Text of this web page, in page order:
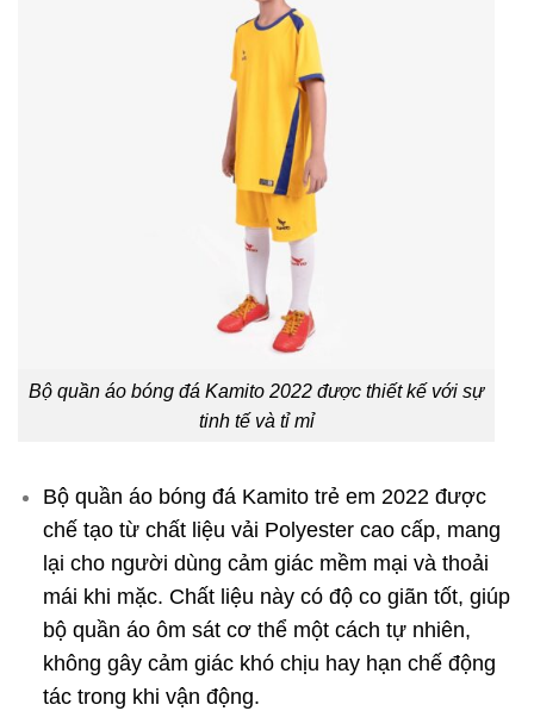
Bộ quần áo bóng đá Kamito 2022 được thiết kế với sự
tinh tế và tỉ mỉ
Bộ quần áo bóng đá Kamito trẻ em 2022 được
chế tạo từ chất liệu vải Polyester cao cấp, mang
lại cho người dùng cảm giác mềm mại và thoải
mái khi mặc. Chất liệu này có độ co giãn tốt, giúp
bộ quần áo ôm sát cơ thể một cách tự nhiên,
không gây cảm giác khó chịu hay hạn chế động
tác trong khi vận động.